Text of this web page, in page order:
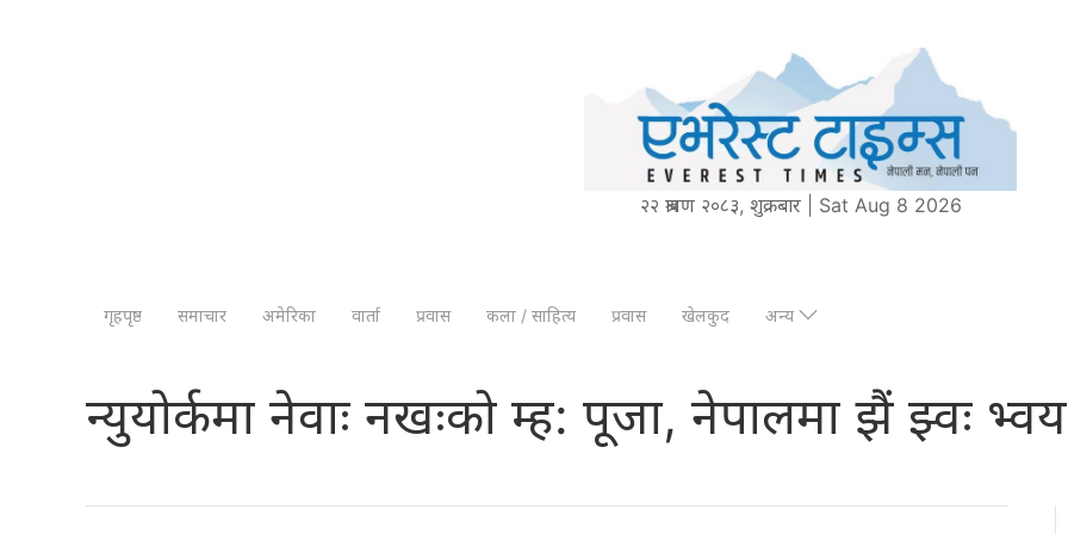
२२ श्रावण २०८३, शुक्रबार | Sat Aug 8 2026
गृहपृष्ठ समाचार अमेरिका वार्ता प्रवास कला / साहित्य प्रवास खेलकुद अन्य
न्युयोर्कमा नेवाः नखःको म्ह: पूजा, नेपालमा झैं झ्वः भ्वय